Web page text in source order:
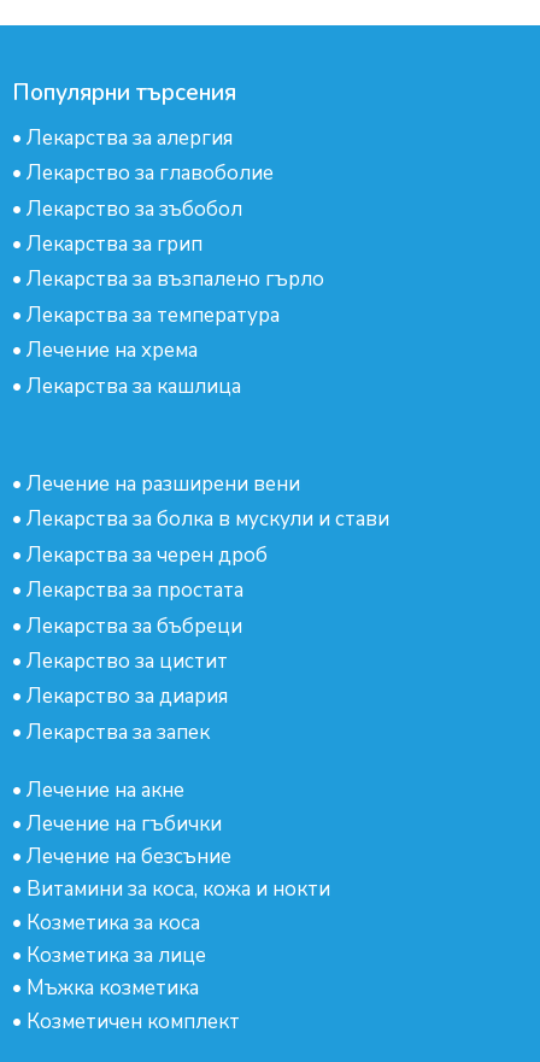
Популярни търсения
• Лекарства за алергия
• Лекарство за главоболие
• Лекарство за зъбобол
• Лекарства за грип
• Лекарства за възпалено гърло
• Лекарства за температура
• Лечение на хрема
• Лекарства за кашлица
• Лечение на разширени вени
• Лекарства за болка в мускули и стави
• Лекарства за черен дроб
• Лекарства за простата
• Лекарства за бъбреци
• Лекарство за цистит
• Лекарство за диария
• Лекарства за запек
• Лечение на акне
• Лечение на гъбички
• Лечение на безсъние
• Витамини за коса, кожа и нокти
• Козметика за коса
• Козметика за лице
• Мъжка козметика
• Козметичен комплект